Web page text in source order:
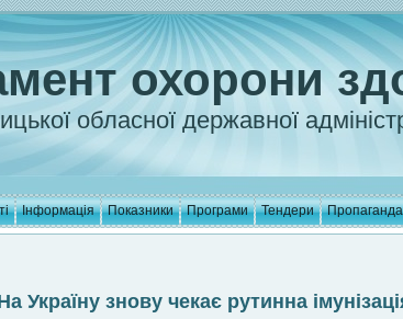
охорони
обласної державної
Інформація Показники Програми Тендери
Україну знову чекає рутинна